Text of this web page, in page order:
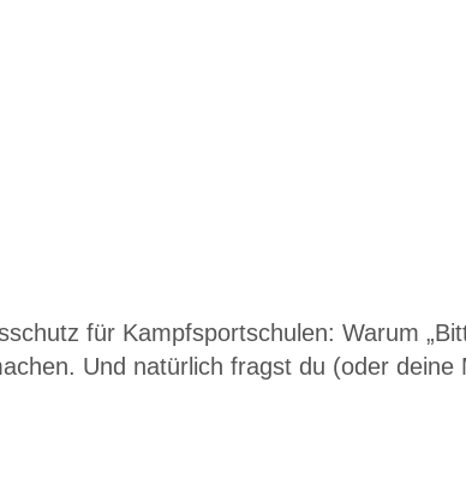
für Kampfsportschulen: Warum
Und natürlich fragst du (oder